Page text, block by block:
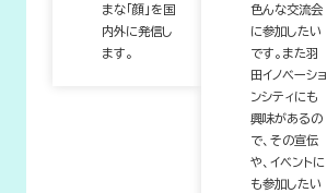
まな「顔」を国
内外に発信し
ます。
色んな交流会
に参加したい
です。また羽
田イノベーショ
ンシティにも
興味があるの
で、その宣伝
や、イベントに
も参加したい